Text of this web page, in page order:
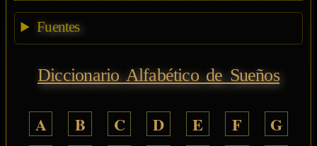
Fuentes
Diccionario Alfabético de Sueños
A B C D E F
G